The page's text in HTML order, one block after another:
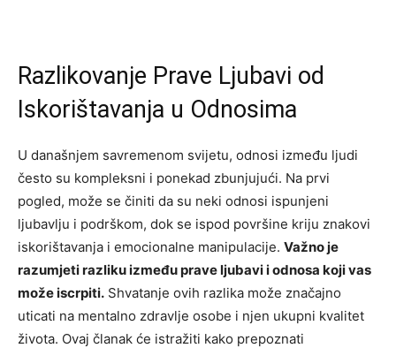
Razlikovanje Prave Ljubavi od
Iskorištavanja u Odnosima
U današnjem savremenom svijetu, odnosi između ljudi
često su kompleksni i ponekad zbunjujući. Na prvi
pogled, može se činiti da su neki odnosi ispunjeni
ljubavlju i podrškom, dok se ispod površine kriju znakovi
iskorištavanja i emocionalne manipulacije. Važno je
razumjeti razliku između prave ljubavi i odnosa koji vas
može iscrpiti. Shvatanje ovih razlika može značajno
uticati na mentalno zdravlje osobe i njen ukupni kvalitet
života. Ovaj članak će istražiti kako prepoznati